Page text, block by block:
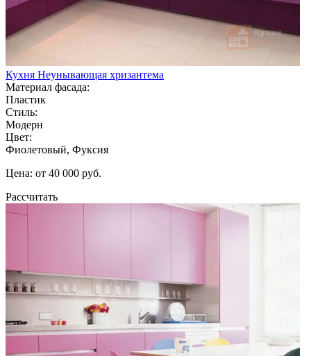
Кухня Неунывающая хризантема
Материал фасада:
Пластик
Стиль:
Модерн
Цвет:
Фиолетовый, Фуксия
Цена: от 40 000 руб.
Рассчитать